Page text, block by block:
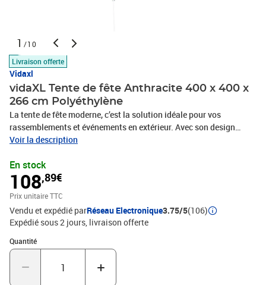
1 /10
Livraison offerte
Vidaxl
vidaXL Tente de fête Anthracite 400 x 400 x
266 cm Polyéthylène
La tente de fête moderne, c’est la solution idéale pour vos
rassemblements et événements en extérieur. Avec son design
épuré et simple, elle apporte une touche chic à toutes vos
événement de quartier. Son look moderne se distingue par des
lignes nettes et des composants pratiques, alliant esthétique et
fonctionnalité. Matériaux de qualité : Avec un tissu en
polyéthylène résistant, cette tente offre une excellente protection
contre les UV et l’eau, garantissant sa durabilité même avec le
temps changeant. Les cadres en acier galvanisé vous apportent
une base solide, minimisant les mouvements même par grands
vents. Ces matériaux assurent que la tente tiendra bon pour vos
événements extérieurs, vous donnant paix des esprits.Assemblage
Voir la description
En stock
108,89€
Prix unitaire TTC
Vendu et expédié parRéseau Electronique3.75/5(106)
Expédié sous 2 jours livraison offerte
Quantité
Quantité : 1